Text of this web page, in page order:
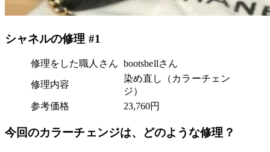
シャネルの修理 #1
修理をした職人さん bootsbellさん
修理内容
染め直し（カラーチェン
ジ）
参考価格
23,760円
今回のカラーチェンジは、どのような修理？